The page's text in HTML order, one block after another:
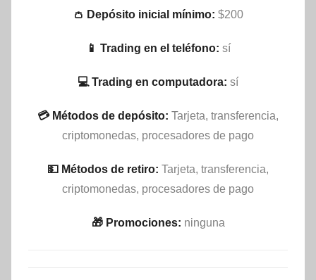
👛 Depósito inicial mínimo: $200
📱 Trading en el teléfono: sí
💻 Trading en computadora: sí
💳 Métodos de depósito: Tarjeta, transferencia,
criptomonedas, procesadores de pago
💵​ Métodos de retiro: Tarjeta, transferencia,
criptomonedas, procesadores de pago
🎁 Promociones: ninguna